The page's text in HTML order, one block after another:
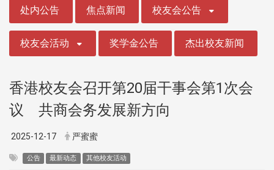
处内公告 焦点新闻 校友会公告
校友会活动 奖学金公告 杰出校友新闻
香港校友会召开第20届干事会第1次会
议 共商会务发展新方向
2025-12-17 严蜜蜜
公告 最新动态 其他校友活动